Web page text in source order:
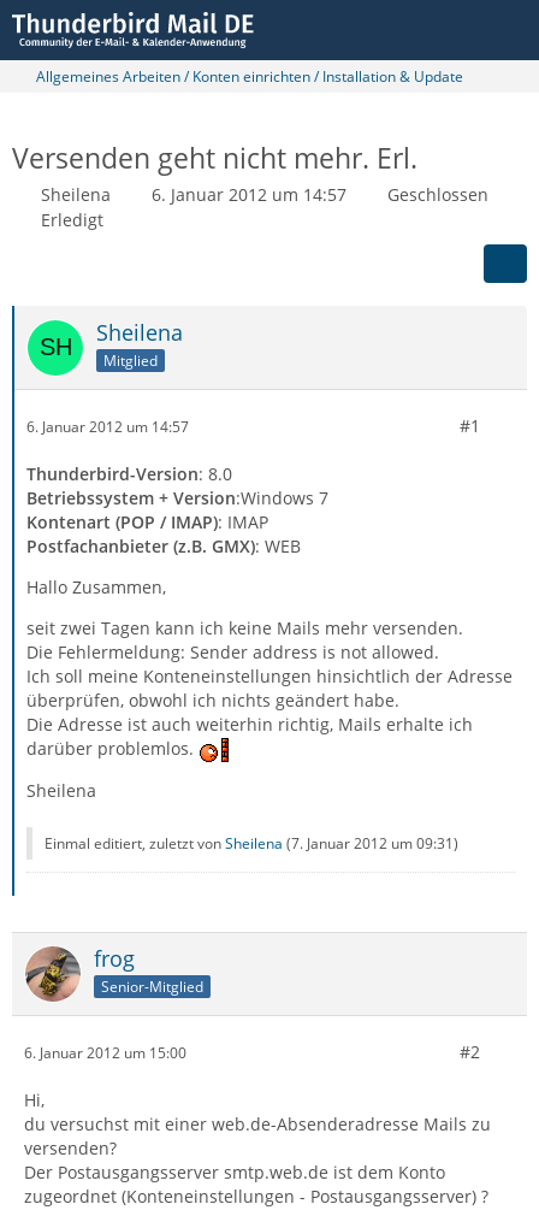
Allgemeines Arbeiten / Konten einrichten / Installation & Update
Versenden geht nicht mehr. Erl.
Sheilena 6. Januar 2012 um 14:57
Geschlossen
Erledigt
Sheilena
Mitglied
6. Januar 2012 um 14:57 #1
Thunderbird-Version: 8.0
Betriebssystem + Version:Windows 7
Kontenart (POP / IMAP): IMAP
Postfachanbieter (z.B. GMX): WEB
Hallo Zusammen,
seit zwei Tagen kann ich keine Mails mehr versenden.
Die Fehlermeldung: Sender address is not allowed.
Ich soll meine Konteneinstellungen hinsichtlich der Adresse
überprüfen, obwohl ich nichts geändert habe.
Die Adresse ist auch weiterhin richtig, Mails erhalte ich
darüber problemlos.
Sheilena
Einmal editiert, zuletzt vonSheilena (7. Januar 2012 um 09:31)
frog
Senior-Mitglied
6. Januar 2012 um 15:00 #2
Hi,
du versuchst mit einer web.de-Absenderadresse Mails zu
versenden?
Der Postausgangsserver smtp.web.de ist dem Konto
zugeordnet (Konteneinstellungen - Postausgangsserver) ?